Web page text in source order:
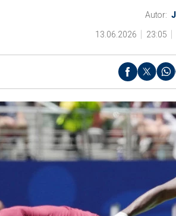
Autor:
13.06.2026 23:05